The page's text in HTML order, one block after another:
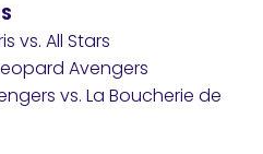
vs. All Stars
Avengers
vs. La Boucherie de